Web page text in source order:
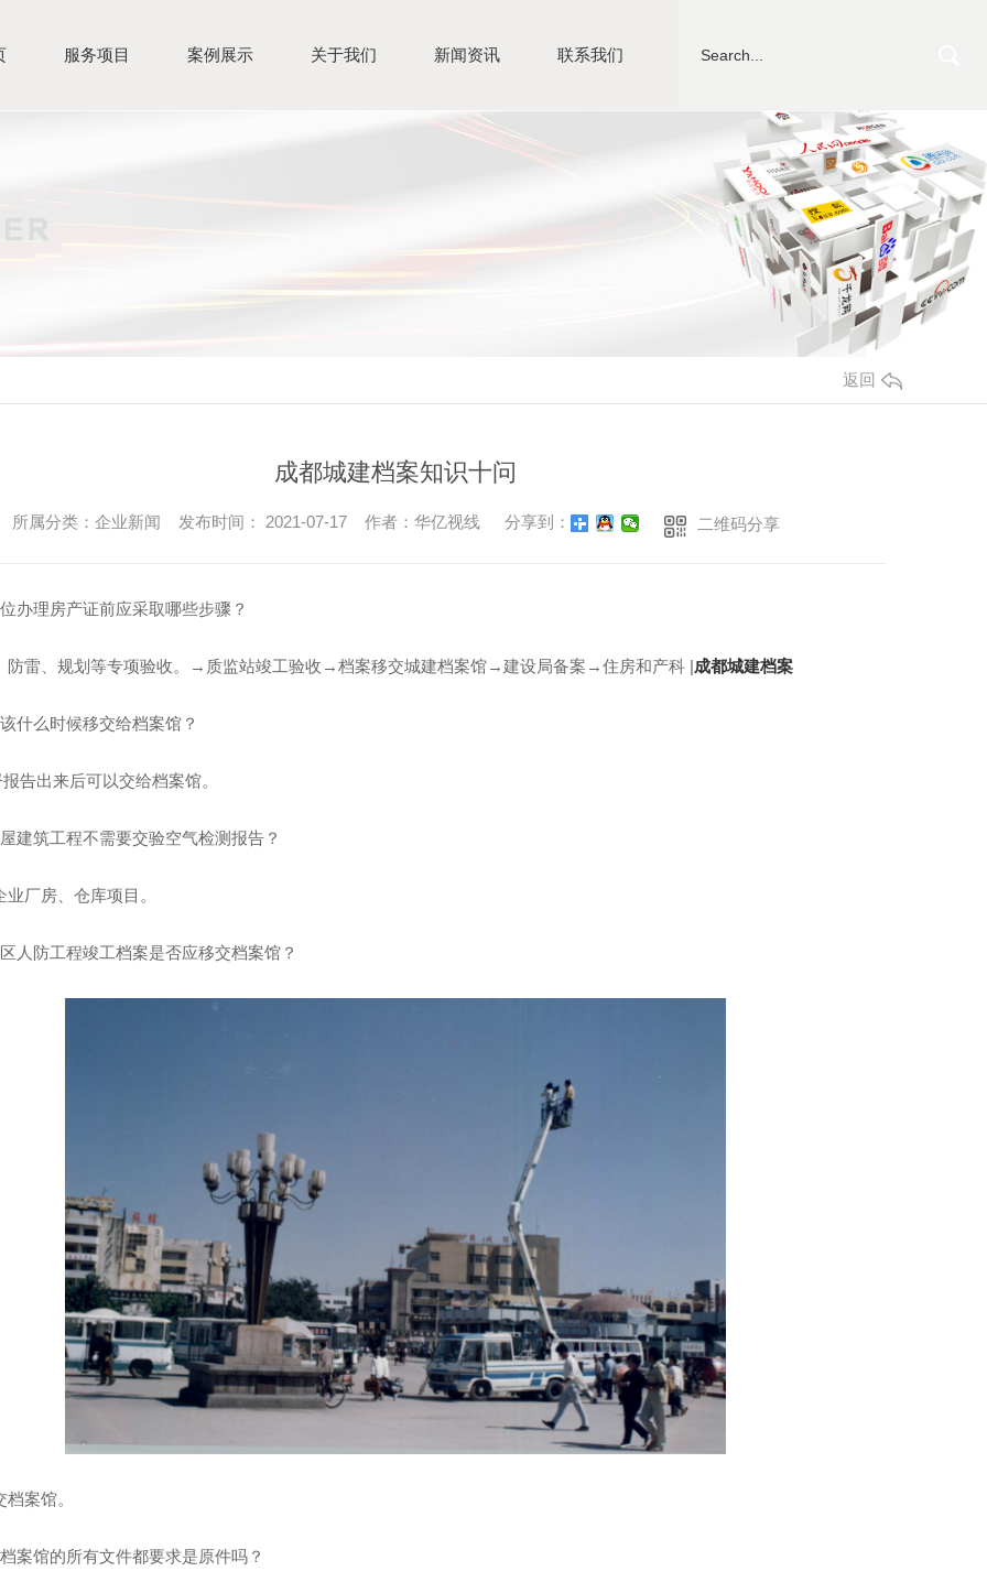
服务项目 案例展示 关于我们 新闻资讯 联系我们
返回
成都档案数字化 房建工程主体
成都城建档案知识十问
所属分类：企业新闻 发布时间： 2021-07-17 作者：华亿视线 分享到： 二维码分享
办理房产证前应采取哪些步骤？
防雷、规划等专项验收。→质监站竣工验收→档案移交城建档案馆→建设局备案→住房和产科 |成都城建档案
什么时候移交给档案馆？
告出来后可以交给档案馆。
建筑工程不需要交验空气检测报告？
业厂房、仓库项目。
人防工程竣工档案是否应移交档案馆？
案馆。
案馆的所有文件都要求是原件吗？